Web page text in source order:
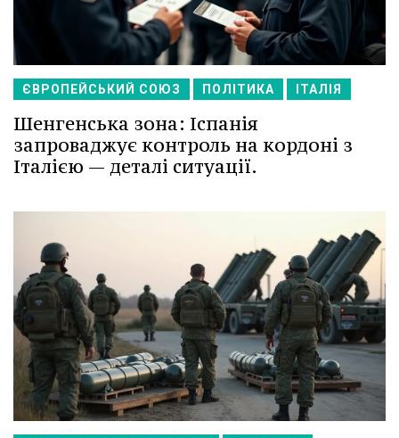
ЄВРОПЕЙСЬКИЙ СОЮЗ ПОЛІТИКА ІТАЛІЯ
Шенгенська зона: Іспанія
запроваджує контроль на кордоні з
Італією — деталі ситуації.